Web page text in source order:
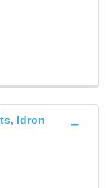
Idron